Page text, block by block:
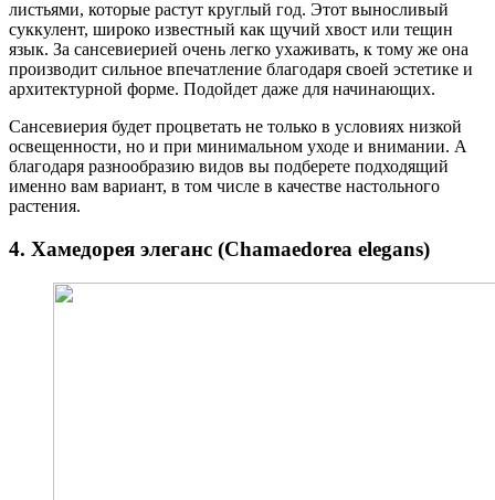
листьями, которые растут круглый год. Этот выносливый
суккулент, широко известный как щучий хвост или тещин
язык. За сансевиерией очень легко ухаживать, к тому же она
производит сильное впечатление благодаря своей эстетике и
архитектурной форме. Подойдет даже для начинающих.
Сансевиерия будет процветать не только в условиях низкой
освещенности, но и при минимальном уходе и внимании. А
благодаря разнообразию видов вы подберете подходящий
именно вам вариант, в том числе в качестве настольного
растения.
4. Хамедорея элеганс (Chamaedorea elegans)